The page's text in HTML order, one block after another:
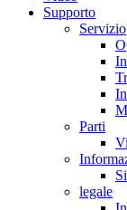
Supporto
Servizio
Parti
legale